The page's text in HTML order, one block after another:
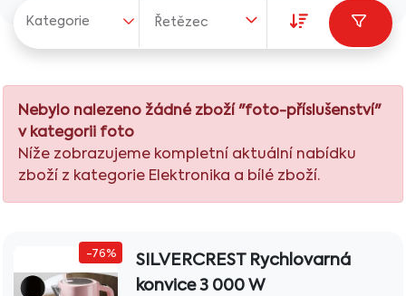
Kategorie Řetězec
Nebylo nalezeno žádné zboží "foto-příslušenství"
v kategorii foto
Níže zobrazujeme kompletní aktuální nabídku
zboží z kategorie Elektronika a bílé zboží.
-76%
SILVERCREST Rychlovarná
konvice 3 000 W